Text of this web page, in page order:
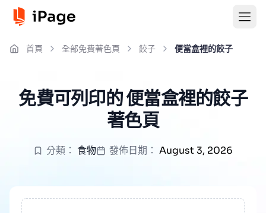
首頁 全部免費著色頁 餃子 便當盒裡的餃子
免費可列印的 便當盒裡的餃子
著色頁
分類： 食物 發佈日期： August 3, 2026